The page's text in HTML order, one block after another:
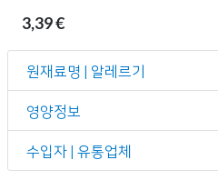
3,39 €
원재료명 | 알레르기
영양정보
수입자 | 유통업체